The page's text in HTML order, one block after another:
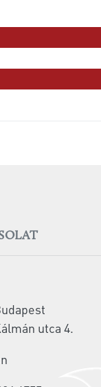
utca 4.